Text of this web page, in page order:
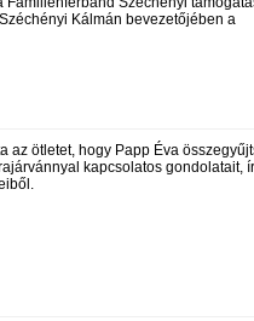
Kálmán bevezetőjében a
az ötletet, hogy Papp Éva
kapcsolatos gondolatait,